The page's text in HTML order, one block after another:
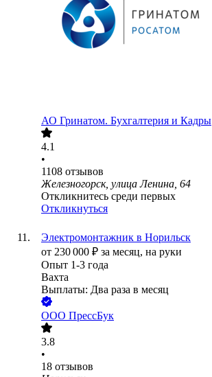
АО Гринатом. Бухгалтерия и Кадры
4.1
•
1108 отзывов
Железногорск, улица Ленина, 64
Откликнитесь среди первых
Откликнуться
Электромонтажник в Норильск
от 230 000 ₽ за месяц, на руки
Опыт 1-3 года
Вахта
Выплаты: Два раза в месяц
ООО ПрессБук
3.8
•
18 отзывов